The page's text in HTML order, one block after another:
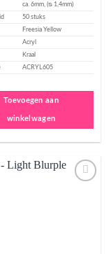
ca. 6mm, (ᴓ 1,4mm)
50 stuks
Freesia Yellow
Acryl
Kraal
ACRYL605
Toevoegen aan
winkelwagen